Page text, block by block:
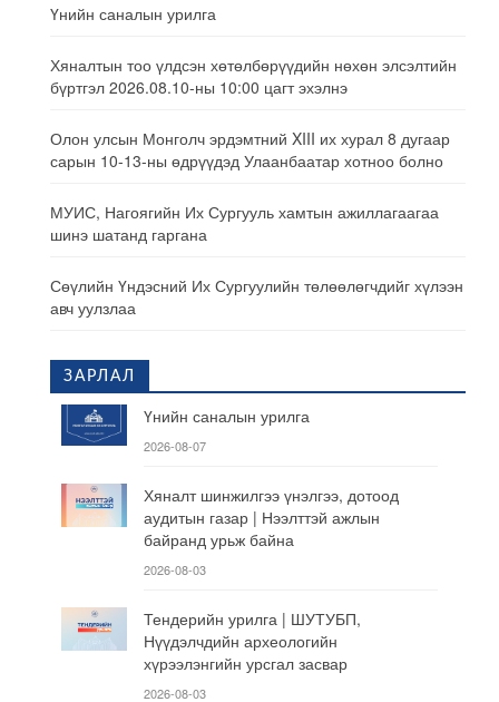
Үнийн саналын урилга
Хяналтын тоо үлдсэн хөтөлбөрүүдийн нөхөн элсэлтийн
бүртгэл 2026.08.10-ны 10:00 цагт эхэлнэ
Олон улсын Монголч эрдэмтний XIII их хурал 8 дугаар
сарын 10-13-ны өдрүүдэд Улаанбаатар хотноо болно
МУИС, Нагоягийн Их Сургууль хамтын ажиллагаагаа
шинэ шатанд гаргана
Сөүлийн Үндэсний Их Сургуулийн төлөөлөгчдийг хүлээн
авч уулзлаа
ЗАРЛАЛ
Үнийн саналын урилга
2026-08-07
Хяналт шинжилгээ үнэлгээ, дотоод
аудитын газар | Нээлттэй ажлын
байранд урьж байна
2026-08-03
Тендерийн урилга | ШУТУБП,
Нүүдэлчдийн археологийн
хүрээлэнгийн урсгал засвар
2026-08-03